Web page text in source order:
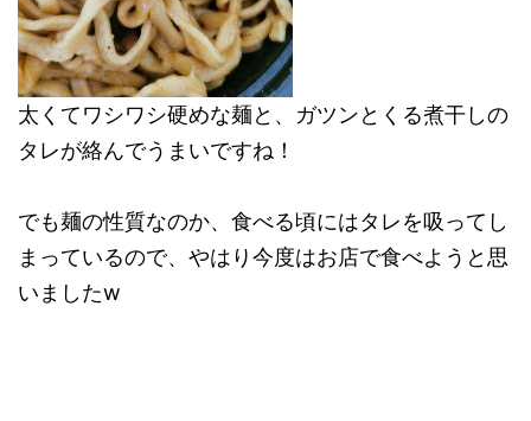
太くてワシワシ硬めな麺と、ガツンとくる煮干しの
タレが絡んでうまいですね！
でも麺の性質なのか、食べる頃にはタレを吸ってし
まっているので、やはり今度はお店で食べようと思
いましたw